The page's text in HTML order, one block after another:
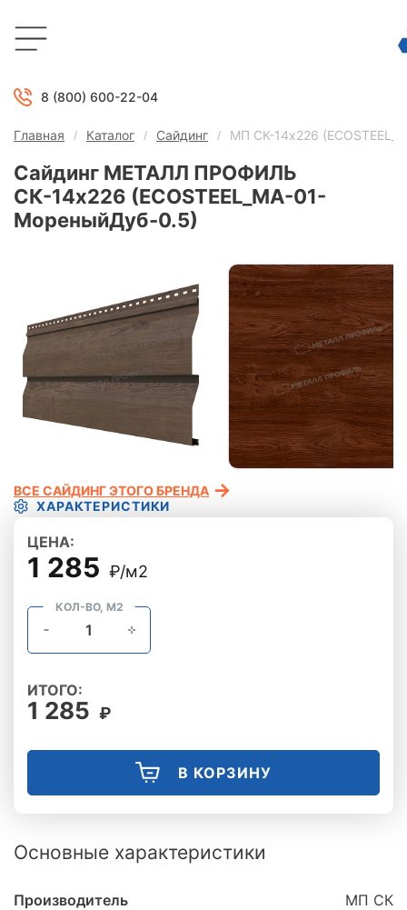
8 (800) 600-22-04
Главная Каталог Сайдинг МП СК-14х226
Сайдинг МЕТАЛЛ ПРОФИЛЬ
СК-14х226 (ECOSTEEL_MA-01-
МореныйДуб-0.5)
ХАРАКТЕРИСТИКИ
ВСЕ САЙДИНГ ЭТОГО БРЕНДА
ЦЕНА:
1 285 ₽/м2
КОЛ-ВО, М2
ИТОГО:
1 285 ₽
В КОРЗИНУ
Основные характеристики
Производитель МП СК